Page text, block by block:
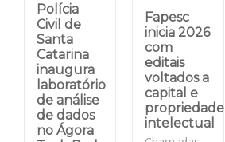
Polícia
Civil de
Santa
Catarina
inaugura
laboratório
de análise
de dados
no Ágora
Fapesc
inicia 2026
com
editais
voltados a
capital e
propriedade
intelectual